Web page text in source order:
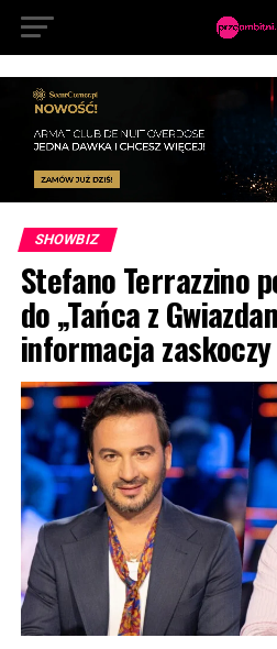
SHOWBIZ
Stefano Terrazzino
do „Tańca z
informacja zaskoczy